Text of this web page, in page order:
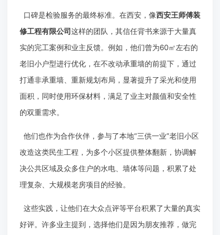
口碑是检验服务的最终标准。在西安，像西安王师傅装
修工程有限公司这样的团队，其信任背书来源于大量真
实的完工案例和业主反馈。例如，他们曾为60㎡左右的
老旧小户型进行优化，在不改动承重墙的前提下，通过
打通非承重墙、重新规划布局，显著提升了采光和使用
面积，同时使用环保材料，满足了业主对颜值和安全性
的双重需求。
他们也作为合作伙伴，参与了本地“三供一业”老旧小区
改造这类民生工程，为多个小区提供整体翻新，协调解
决公共区域及众多住户的水电、墙体等问题，积累了处
理复杂、大规模老房项目的经验。
这些实践，让他们在大众点评等平台积累了大量的真实
好评。许多业主提到，选择他们是因为朋友推荐，做完